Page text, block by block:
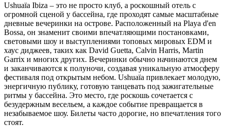
Ushuaïa Ibiza – это не просто клуб, а роскошный отель с
огромной сценой у бассейна, где проходят самые масштабные
дневные вечеринки на острове. Расположенный на Playa d'en
Bossa, он знаменит своими впечатляющими постановками,
световыми шоу и выступлениями топовых мировых EDM и
хаус диджеев, таких как David Guetta, Calvin Harris, Martin
Garrix и многих других. Вечеринки обычно начинаются днем
и заканчиваются к полуночи, создавая уникальную атмосферу
фестиваля под открытым небом. Ushuaïa привлекает молодую,
энергичную публику, готовую танцевать под зажигательные
ритмы у бассейна. Это место, где роскошь сочетается с
безудержным весельем, а каждое событие превращается в
незабываемое шоу. Билеты часто дорогие, но впечатления того
стоят.